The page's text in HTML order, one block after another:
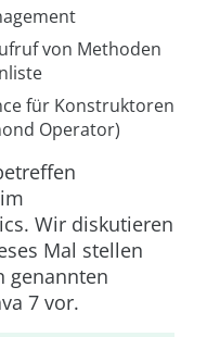
von Methoden
für Konstruktoren
Operator)
Wir diskutieren
Mal stellen
genannten
7 vor.